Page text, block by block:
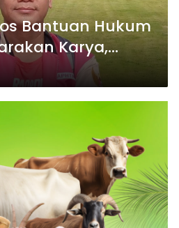
Bantuan Hukum
Karya,
Ahli Hukum